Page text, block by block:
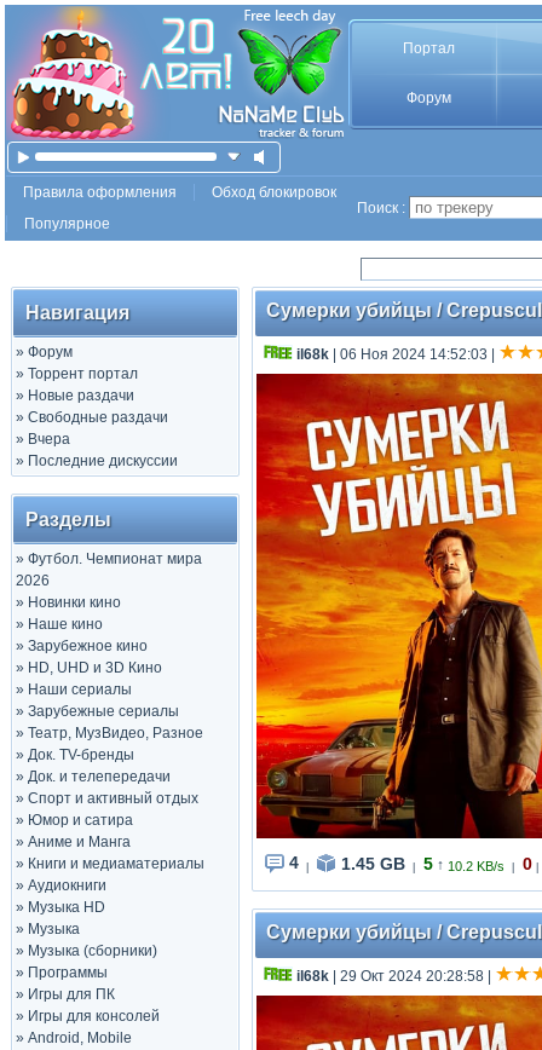
Портал
Форум
Правила оформления
Обход блокировок
Популярное
Поиск :
Навигация
» Форум
» Торрент портал
» Новые раздачи
» Свободные раздачи
» Вчера
» Последние дискуссии
Разделы
» Футбол. Чемпионат мира
2026
» Новинки кино
» Наше кино
» Зарубежное кино
» HD, UHD и 3D Кино
» Наши сериалы
» Зарубежные сериалы
» Театр, МузВидео, Разное
» Док. TV-бренды
» Док. и телепередачи
» Спорт и активный отдых
» Юмор и сатира
» Аниме и Манга
» Книги и медиаматериалы
» Аудиокниги
» Музыка HD
» Музыка
» Музыка (сборники)
» Программы
» Игры для ПК
» Игры для консолей
» Android, Mobile
Сумерки убийцы /
il68k | 06 Ноя 2024 14:52:03
4 1.45 GB 5 ↑ 10.2 KB/s 0
Сумерки убийцы /
il68k | 29 Окт 2024 20:28:58